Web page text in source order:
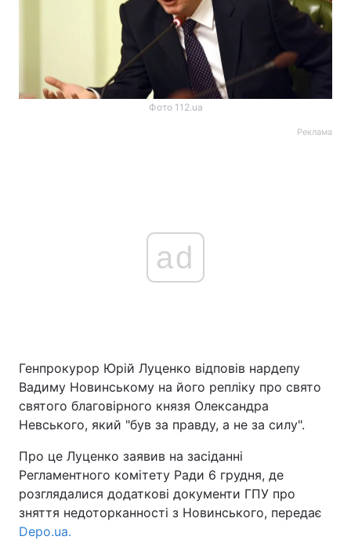
Фото 112.ua
Реклама
ad
Генпрокурор Юрій Луценко відповів нардепу
Вадиму Новинському на його репліку про свято
святого благовірного князя Олександра
Невського, який "був за правду, а не за силу".
Про це Луценко заявив на засіданні
Регламентного комітету Ради 6 грудня, де
розглядалися додаткові документи ГПУ про
зняття недоторканності з Новинського, передає
Depo.ua.